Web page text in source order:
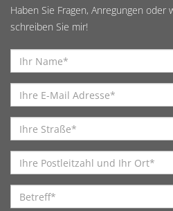
Haben Sie Fragen, Anregungen oder
schreiben Sie mir!